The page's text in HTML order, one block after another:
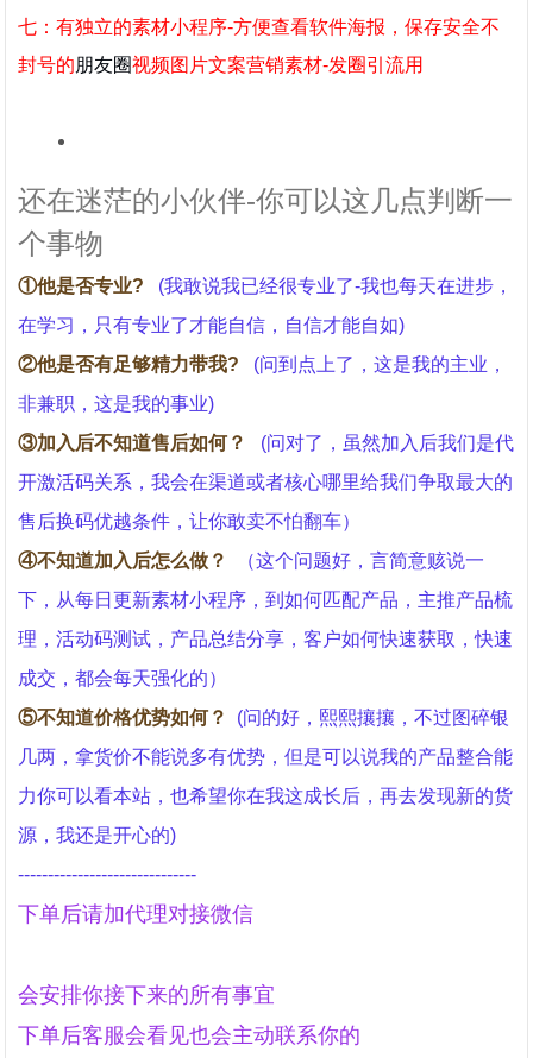
七：有独立的素材小程序-方便查看软件海报，保存安全不
封号的朋友圈视频图片文案营销素材-发圈引流用
还在迷茫的小伙伴-你可以这几点判断一
个事物
①他是否专业?
(我敢说我已经很专业了-我也每天在进步，
在学习，只有专业了才能自信，自信才能自如)
②他是否有足够精力带我? (问到点上了，这是我的主业，
非兼职，这是我的事业)
③加入后不知道售后如何？
(问对了，虽然加入后我们是代
开激活码关系，我会在渠道或者核心哪里给我们争取最大的
售后换码优越条件，让你敢卖不怕翻车）
④不知道加入后怎么做？
（这个问题好，言简意赅说一
下，从每日更新素材小程序，到如何匹配产品，主推产品梳
理，活动码测试，产品总结分享，客户如何快速获取，快速
成交，都会每天强化的）
⑤不知道价格优势如何？
(问的好，熙熙攘攘，不过图碎银
几两，拿货价不能说多有优势，但是可以说我的产品整合能
力你可以看本站，也希望你在我这成长后，再去发现新的货
源，我还是开心的)
------------------------------
下单后请加代理对接微信
会安排你接下来的所有事宜
下单后客服会看见也会主动联系你的